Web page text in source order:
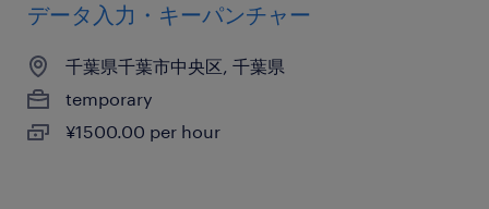
データ入力・キーパンチャー
千葉県千葉市中央区, 千葉県
temporary
¥1500.00 per hour